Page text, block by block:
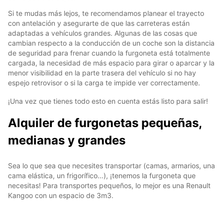
Si te mudas más lejos, te recomendamos planear el trayecto
con antelación y asegurarte de que las carreteras están
adaptadas a vehículos grandes. Algunas de las cosas que
cambian respecto a la conducción de un coche son la distancia
de seguridad para frenar cuando la furgoneta está totalmente
cargada, la necesidad de más espacio para girar o aparcar y la
menor visibilidad en la parte trasera del vehículo si no hay
espejo retrovisor o si la carga te impide ver correctamente.
¡Una vez que tienes todo esto en cuenta estás listo para salir!
Alquiler de furgonetas pequeñas,
medianas y grandes
Sea lo que sea que necesites transportar (camas, armarios, una
cama elástica, un frigorífico…), ¡tenemos la furgoneta que
necesitas! Para transportes pequeños, lo mejor es una Renault
Kangoo con un espacio de 3m3.